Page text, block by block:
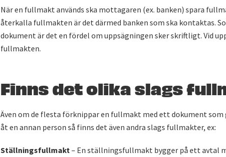
När en fullmakt används ska mottagaren (ex. banken) spara
återkalla fullmakten är det därmed banken som ska kontaktas.
dokument är det en fördel om uppsägningen sker skriftligt. Vid
fullmakten.
Finns det olika slags
Även om de flesta förknippar en fullmakt med ett dokument
åt en annan person så finns det även andra slags fullmakter, ex:
Ställningsfullmakt – En ställningsfullmakt bygger på ett avtal